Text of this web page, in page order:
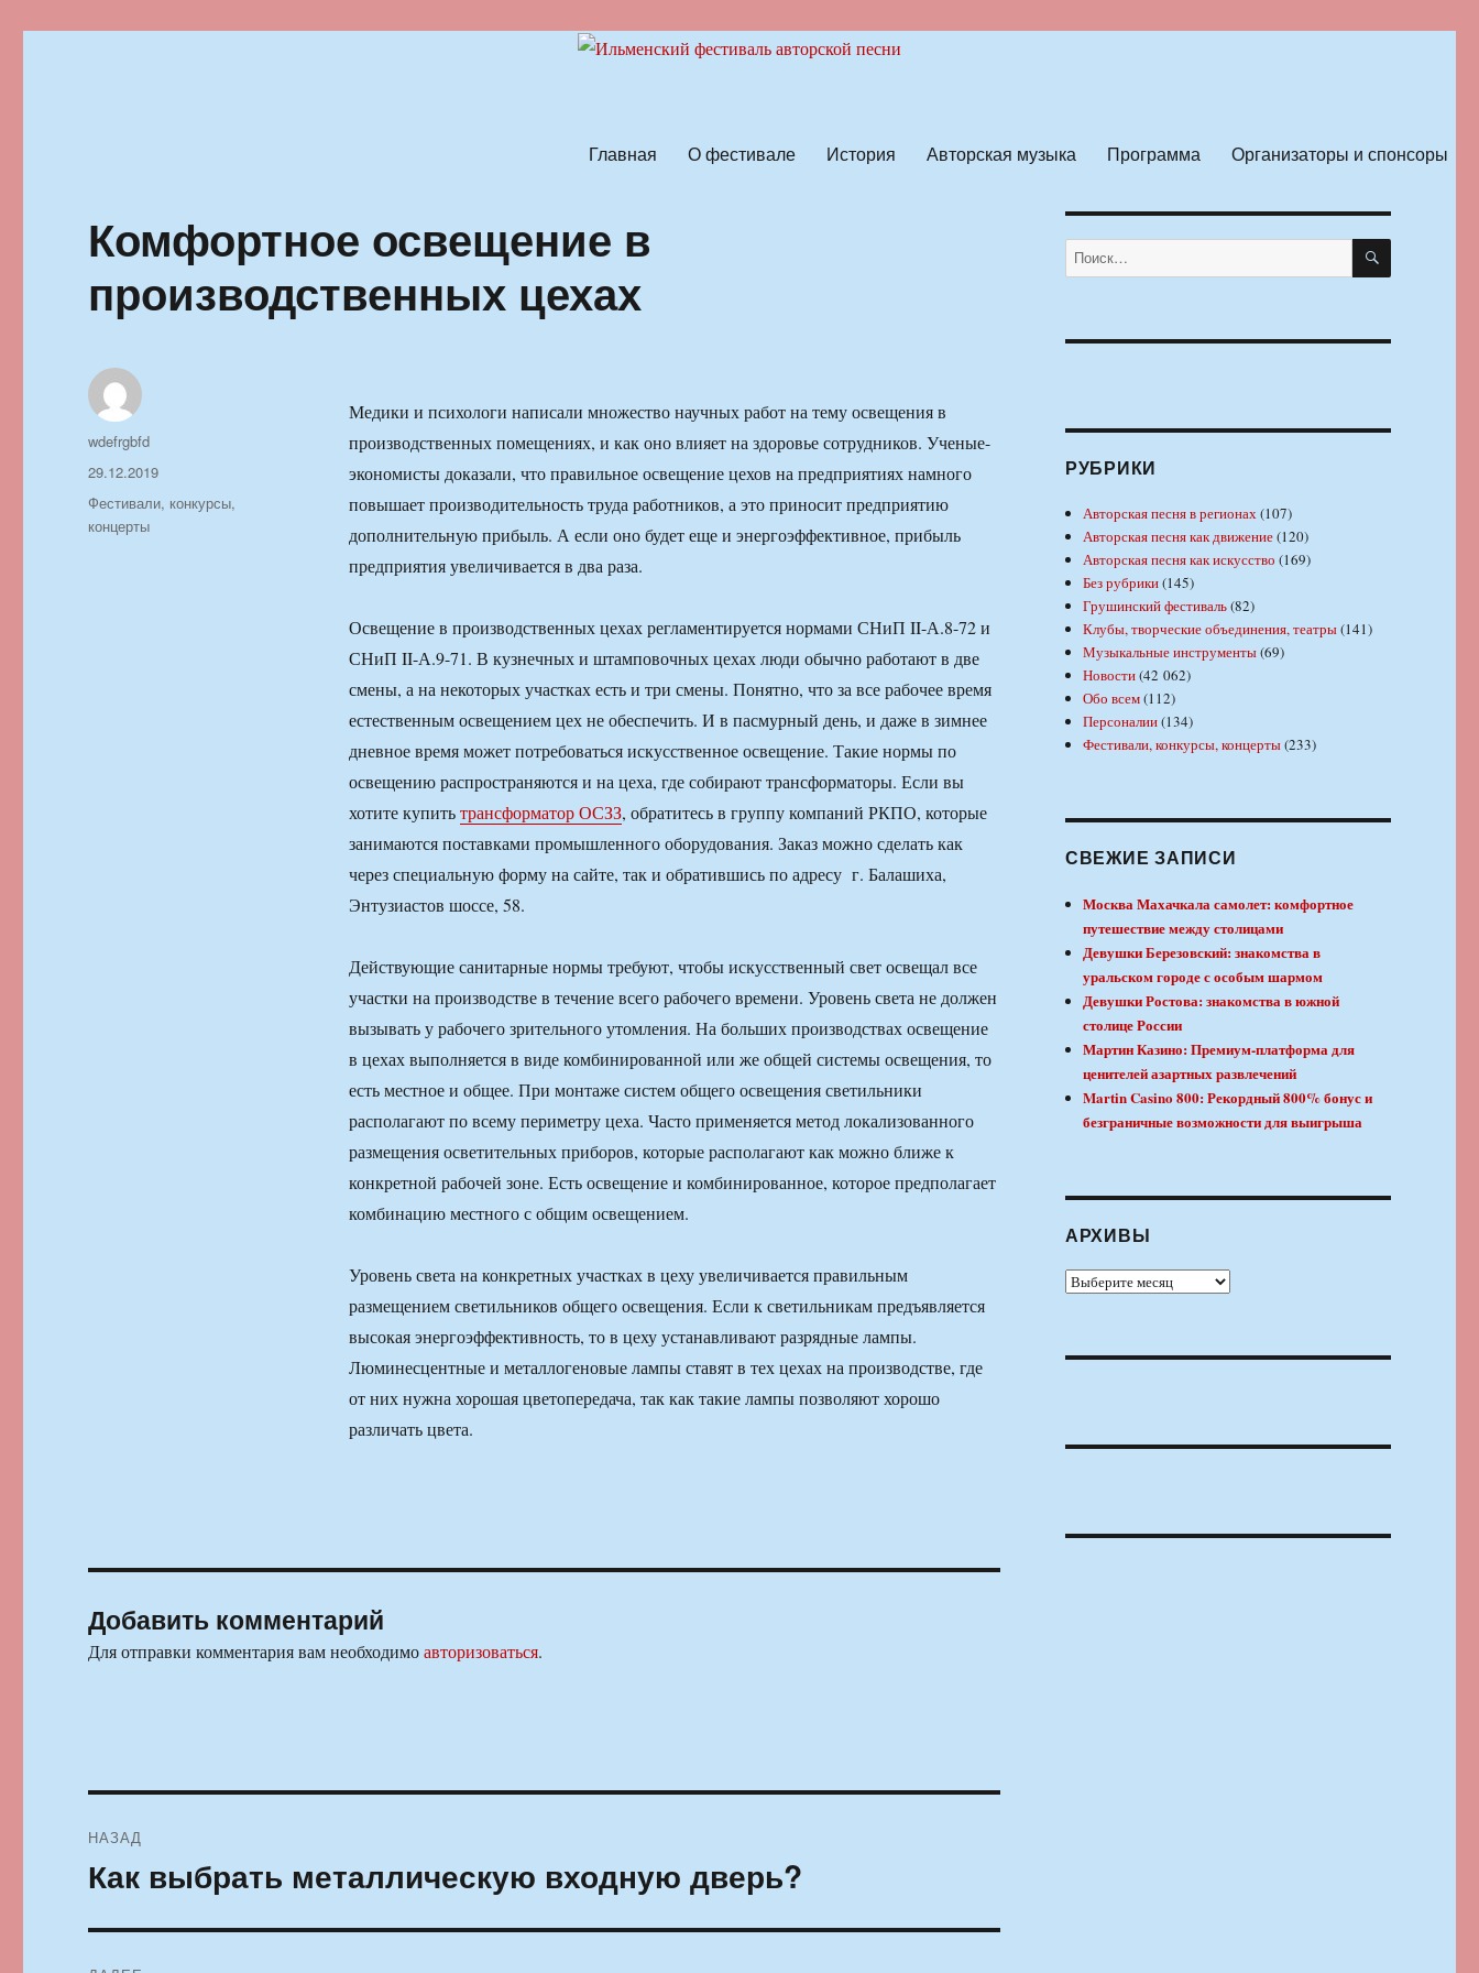
Главная О фестивале История Авторская музыка Программа Организаторы и спонсоры
Комфортное освещение в
производственных цехах
Медики и психологи написали множество научных работ на тему освещения в
производственных помещениях, и как оно влияет на здоровье сотрудников. Ученые-
экономисты доказали, что правильное освещение цехов на предприятиях намного
повышает производительность труда работников, а это приносит предприятию
дополнительную прибыль. А если оно будет еще и энергоэффективное, прибыль
предприятия увеличивается в два раза.
Освещение в производственных цехах регламентируется нормами СНиП II-А.8-72 и
СНиП II-А.9-71. В кузнечных и штамповочных цехах люди обычно работают в две
смены, а на некоторых участках есть и три смены. Понятно, что за все рабочее время
естественным освещением цех не обеспечить. И в пасмурный день, и даже в зимнее
дневное время может потребоваться искусственное освещение. Такие нормы по
освещению распространяются и на цеха, где собирают трансформаторы. Если вы
хотите купитьтрансформатор ОСЗЗ, обратитесь в группу компаний РКПО, которые
занимаются поставками промышленного оборудования. Заказ можно сделать как
через специальную форму на сайте, так и обратившись по адресу г. Балашиха,
Энтузиастов шоссе, 58.
Действующие санитарные нормы требуют, чтобы искусственный свет освещал все
участки на производстве в течение всего рабочего времени. Уровень света не должен
вызывать у рабочего зрительного утомления. На больших производствах освещение
в цехах выполняется в виде комбинированной или же общей системы освещения, то
есть местное и общее. При монтаже систем общего освещения светильники
располагают по всему периметру цеха. Часто применяется метод локализованного
размещения осветительных приборов, которые располагают как можно ближе к
конкретной рабочей зоне. Есть освещение и комбинированное, которое предполагает
комбинацию местного с общим освещением.
Уровень света на конкретных участках в цеху увеличивается правильным
размещением светильников общего освещения. Если к светильникам предъявляется
высокая энергоэффективность, то в цеху устанавливают разрядные лампы.
Люминесцентные и металлогеновые лампы ставят в тех цехах на производстве, где
от них нужна хорошая цветопередача, так как такие лампы позволяют хорошо
различать цвета.
Автор
wdefrgbfd
Опубликовано
29.12.2019
Рубрики
Фестивали, конкурсы,
концерты
Добавить комментарий
Для отправки комментария вам необходимоавторизоваться.
по
НАЗАД
Предыдущая
Как выбрать металлическую входную дверь?
Искать: ПОИСК
РУБРИКИ
Авторская песня в регионах(107)
Авторская песня как движение(120)
Авторская песня как искусство (169)
Без рубрики(145)
Грушинский фестиваль(82)
Клубы, творческие объединения, театры(141)
Музыкальные инструменты(69)
Новости(42 062)
Обо всем(112)
Персоналии(134)
Фестивали, конкурсы, концерты(233)
СВЕЖИЕ ЗАПИСИ
Москва Махачкала самолет: комфортное
путешествие между столицами
Девушки Березовский: знакомства в
уральском городе с особым шармом
Девушки Ростова: знакомства в южной
столице России
Мартин Казино: Премиум-платформа для
ценителей азартных развлечений
Martin Casino 800: Рекордный 800% бонус и
безграничные возможности для выигрыша
АРХИВЫ
Архивы